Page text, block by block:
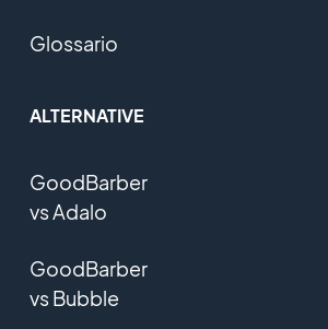
Glossario
ALTERNATIVE
GoodBarber
vs Adalo
GoodBarber
vs Bubble